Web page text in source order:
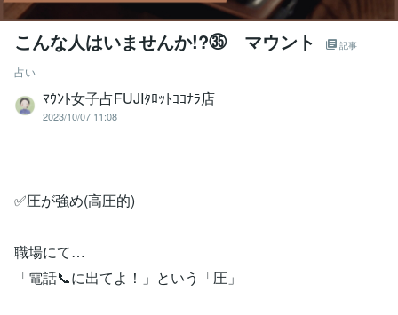
こんな人はいませんか!?㉟ マウント 記事
占い
ﾏｳﾝﾄ女子占FUJIﾀﾛｯﾄｺｺﾅﾗ店
2023/10/07 11:08
✅圧が強め(高圧的)
職場にて…
「電話📞に出てよ！」という「圧」